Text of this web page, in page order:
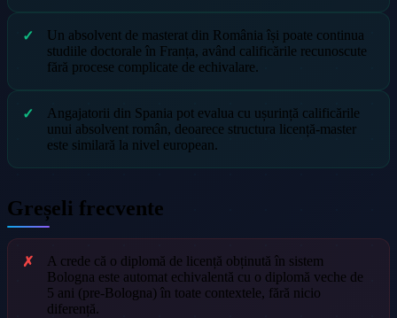
Un absolvent de masterat din România își poate continua
studiile doctorale în Franța, având calificările recunoscute
fără procese complicate de echivalare.
Angajatorii din Spania pot evalua cu ușurință calificările
unui absolvent român, deoarece structura licență-master
este similară la nivel european.
Greșeli frecvente
A crede că o diplomă de licență obținută în sistem
Bologna este automat echivalentă cu o diplomă veche de
5 ani (pre-Bologna) în toate contextele, fără nicio
diferență.